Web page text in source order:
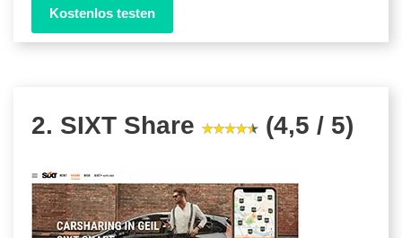
Kostenlos testen
2. SIXT Share (4,5 / 5)